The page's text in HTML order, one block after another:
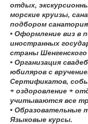
отдых,
морские круизы,
подбором
• Оформление виз в
иностранных
страны
• Организация
юбиляров с
Сертификатов,
+ оздоровление +
учитываются все
• Образовательные
Языковые курсы.